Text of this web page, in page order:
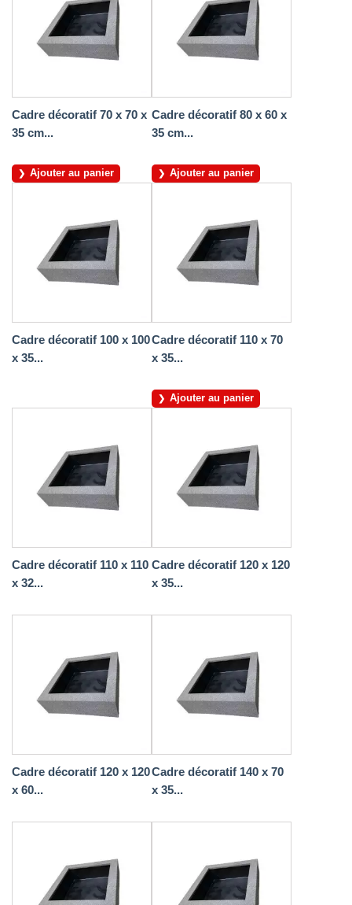
Cadre décoratif 70 x 70 x
35 cm...
Ajouter au panier
Cadre décoratif 80 x 60 x
35 cm...
Ajouter au panier
Cadre décoratif 100 x 100
x 35...
Cadre décoratif 110 x 70
x 35...
Ajouter au panier
Cadre décoratif 110 x 110
x 32...
Cadre décoratif 120 x 120
x 35...
Cadre décoratif 120 x 120
x 60...
Cadre décoratif 140 x 70
x 35...